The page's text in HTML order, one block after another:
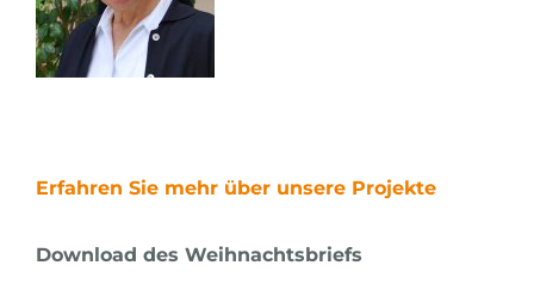
Erfahren Sie mehr über unsere Projekte
Download des Weihnachtsbriefs